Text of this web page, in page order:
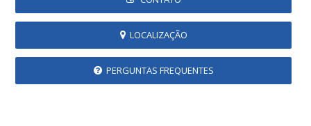
LOCALIZAÇÃO
PERGUNTAS FREQUENTES